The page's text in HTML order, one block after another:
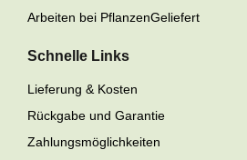
Arbeiten bei PflanzenGeliefert
Schnelle Links
Lieferung & Kosten
Rückgabe und Garantie
Zahlungsmöglichkeiten